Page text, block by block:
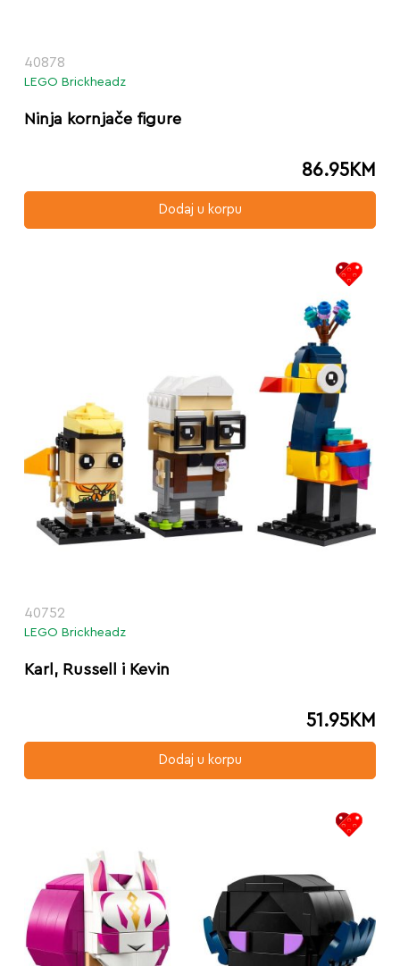
40878
LEGO Brickheadz
Ninja kornjače figure
86.95KM
Dodaj u korpu
40752
LEGO Brickheadz
Karl, Russell i Kevin
51.95KM
Dodaj u korpu